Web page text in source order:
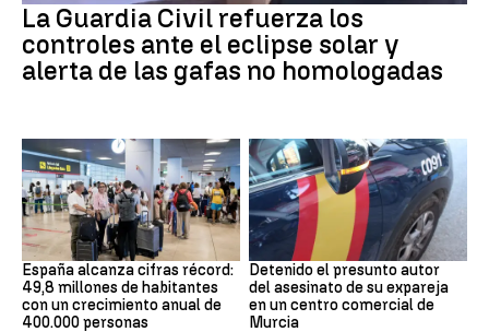
La Guardia Civil refuerza los
controles ante el eclipse solar y
alerta de las gafas no homologadas
HABITANTES ESPAÑA
España alcanza cifras récord:
49,8 millones de habitantes
con un crecimiento anual de
400.000 personas
Asesinato
Detenido el presunto autor
del asesinato de su expareja
en un centro comercial de
Murcia